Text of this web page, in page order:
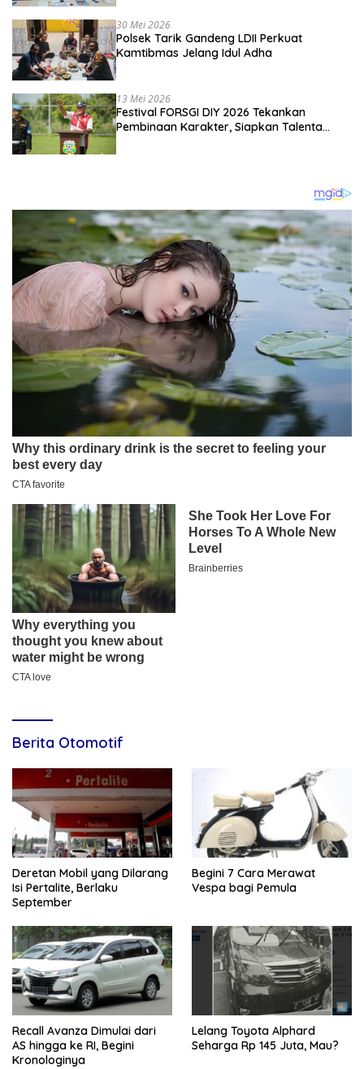
30 Mei 2026
Polsek Tarik Gandeng LDII Perkuat
Kamtibmas Jelang Idul Adha
13 Mei 2026
Festival FORSGI DIY 2026 Tekankan
Pembinaan Karakter, Siapkan Talenta
Berita Otomotif
Deretan Mobil yang Dilarang
Isi Pertalite, Berlaku
September
Begini 7 Cara Merawat
Vespa bagi Pemula
Recall Avanza Dimulai dari
AS hingga ke RI, Begini
Kronologinya
Lelang Toyota Alphard
Seharga Rp 145 Juta, Mau?